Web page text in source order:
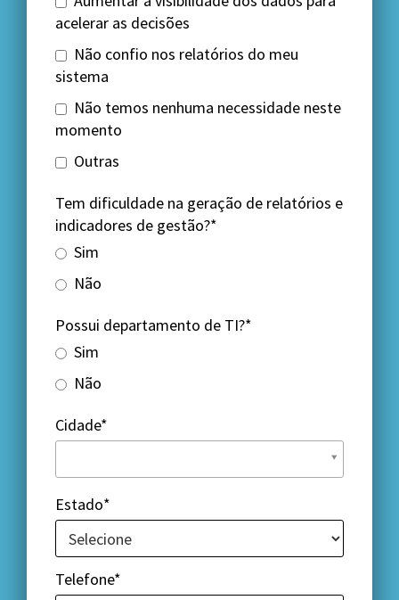
acelerar as decisões
Não confio nos relatórios do meu
sistema
Não temos nenhuma necessidade neste
momento
Outras
Tem dificuldade na geração de relatórios e
indicadores de gestão?*
Sim
Não
Possui departamento de TI?*
Sim
Não
Cidade*
Estado*
Telefone*